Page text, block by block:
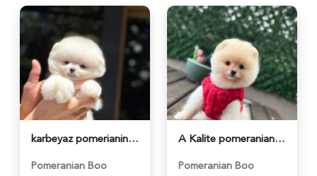
karbeyaz pomerianin boo - 6252
Pomeranian Boo
A Kalite pomeranian Boo - 6253
Pomeranian Boo